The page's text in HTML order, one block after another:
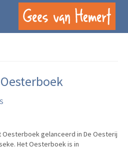
Oesterboek gelanceerd in De Oesterij
Het Oesterboek is in